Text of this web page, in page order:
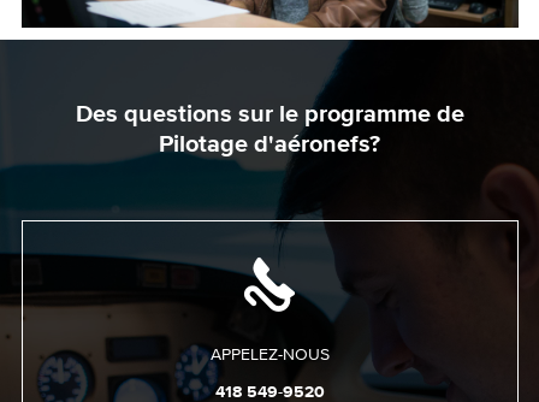
Des questions sur le programme de
Pilotage d'aéronefs?
APPELEZ-NOUS
418 549-9520